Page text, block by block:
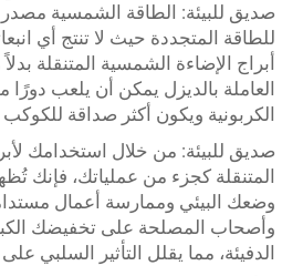
صديق للبيئة: الطاقة الشمسية
للطاقة المتجددة حيث لا تنتج أي
أبراج الإضاءة الشمسية المتنقلة
العاملة بالديزل يمكن أن يلعب
الكربونية ويكون أكثر صداقة للكوكب
صديق للبيئة: من خلال استخدامك
المتنقلة كجزء من عملياتك، فإنك
وضعك البيئي وممارسة أعمال
وأصحاب المصلحة على تخفيضك
الدفيئة، مما يقلل التأثير السلبي